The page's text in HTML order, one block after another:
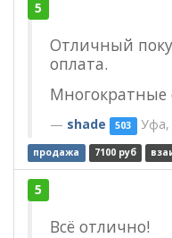
5
Отличный
оплата.
Многократные
shade 503 Уфа,
продажа 7100 руб
5
Всё отлично!